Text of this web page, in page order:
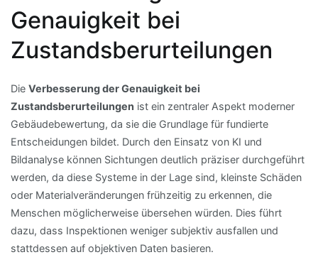
Genauigkeit bei
Zustandsberurteilungen
Die Verbesserung der Genauigkeit bei
Zustandsberurteilungen ist ein zentraler Aspekt moderner
Gebäudebewertung, da sie die Grundlage für fundierte
Entscheidungen bildet. Durch den Einsatz von KI und
Bildanalyse können Sichtungen deutlich präziser durchgeführt
werden, da diese Systeme in der Lage sind, kleinste Schäden
oder Materialveränderungen frühzeitig zu erkennen, die
Menschen möglicherweise übersehen würden. Dies führt
dazu, dass Inspektionen weniger subjektiv ausfallen und
stattdessen auf objektiven Daten basieren.